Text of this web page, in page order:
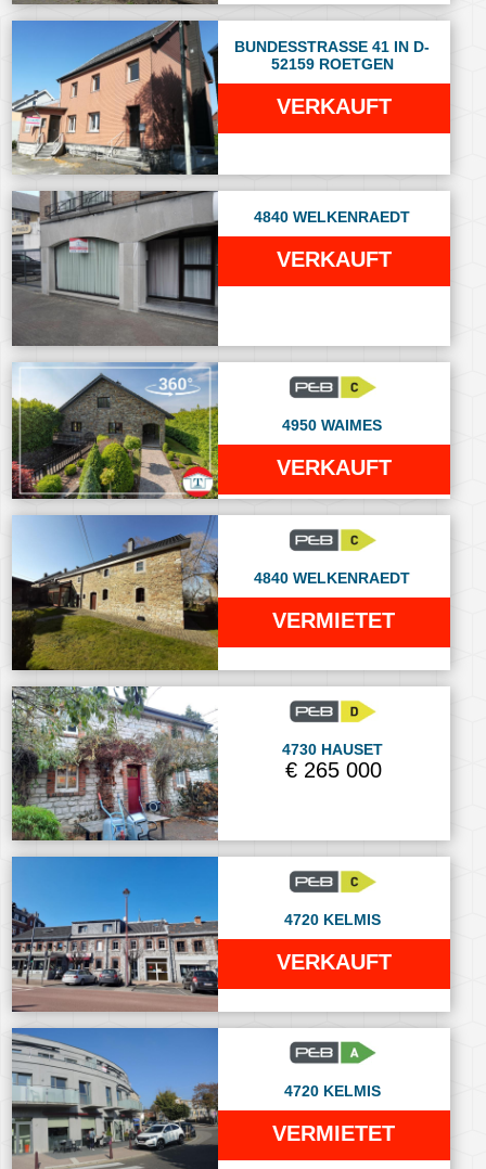
BUNDESSTRASSE 41 IN D-
52159 ROETGEN
VERKAUFT
4840 WELKENRAEDT
VERKAUFT
4950 WAIMES
VERKAUFT
4840 WELKENRAEDT
VERMIETET
4730 HAUSET
€ 265 000
4720 KELMIS
VERKAUFT
4720 KELMIS
VERMIETET